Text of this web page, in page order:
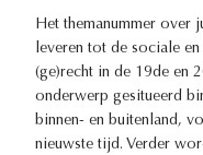
Het themanummer over
leveren tot de sociale
(ge)recht in de 19de en
onderwerp gesitueerd
binnen- en buitenland,
nieuwste tijd. Verder